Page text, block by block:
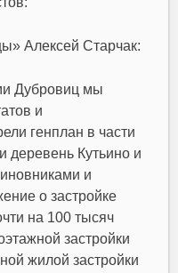
Алексей Старчак:
Дубровиц мы
и
генплан в части
деревень Кутьино и
и
о застройке
на 100 тысяч
застройки
жилой застройки